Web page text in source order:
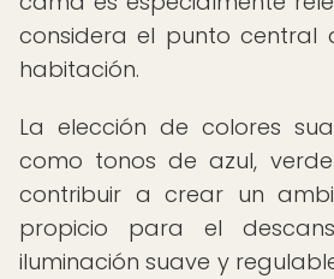
considera el punto central
habitación.
La elección de colores
como tonos de azul,
contribuir a crear un
propicio para el
iluminación suave y